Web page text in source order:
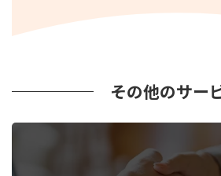
その他のサー